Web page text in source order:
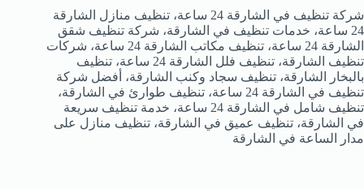
هو:
د.إ20.00.
هو:
د.إ10.00.
شركة تنظيف في الشارقة 24 ساعة، تنظيف منازل الشارقة
24 ساعة، خدمات تنظيف في الشارقة، شركة تنظيف شقق
الشارقة 24 ساعة، تنظيف مكاتب الشارقة 24 ساعة، شركات
تنظيف الشارقة، تنظيف فلل الشارقة 24 ساعة، تنظيف
بالبخار الشارقة، تنظيف سجاد وكنب الشارقة، أفضل شركة
تنظيف في الشارقة 24 ساعة، تنظيف طوارئ في الشارقة،
تنظيف شامل في الشارقة 24 ساعة، خدمة تنظيف سريعة
في الشارقة، تنظيف عميق في الشارقة، تنظيف منازل على
مدار الساعة في الشارقة